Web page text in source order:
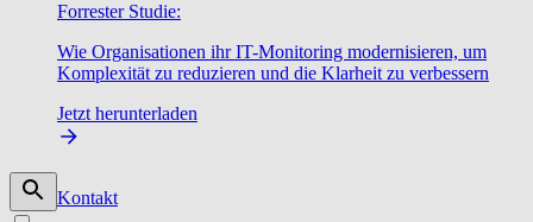
Forrester Studie:
Wie Organisationen ihr IT-Monitoring modernisieren, um
Komplexität zu reduzieren und die Klarheit zu verbessern
Jetzt herunterladen
Kontakt